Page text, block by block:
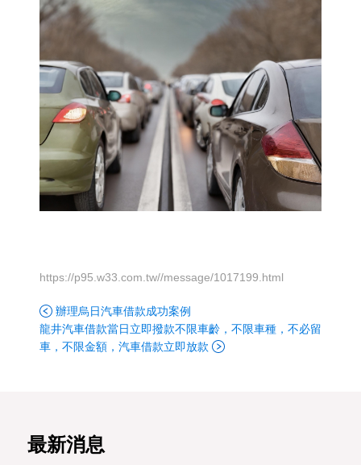
https://p95.w33.com.tw//message/1017199.html
辦理烏日汽車借款成功案例
龍井汽車借款當日立即撥款不限車齡，不限車種，不必留
車，不限金額，汽車借款立即放款
最新消息